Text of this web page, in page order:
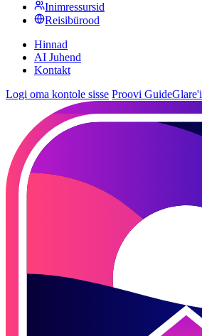
Inimressursid
Reisibürood
Hinnad
AI Juhend
Kontakt
Logi oma kontole sisse Proovi GuideGlare'i